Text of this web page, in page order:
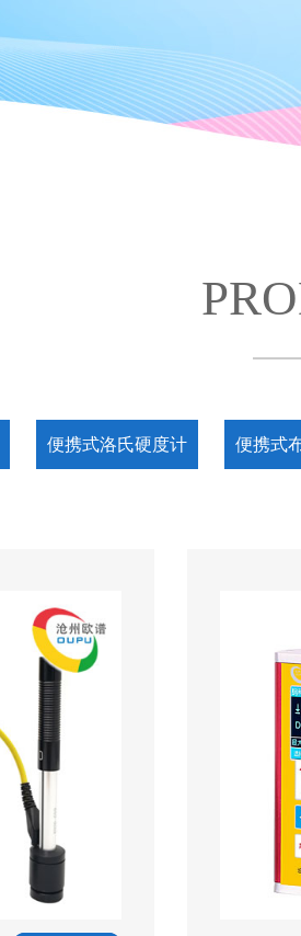
便携式洛氏硬度计 便携式